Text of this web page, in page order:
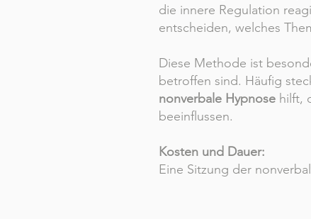
die innere Regulation
entscheiden, welches
Diese Methode ist
betroffen sind. Häufig
nonverbale Hypnose hilft,
beeinflussen.
Kosten und Dauer:
Eine Sitzung der